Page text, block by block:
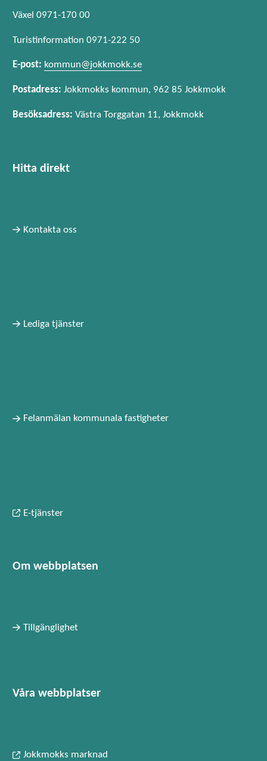
Växel 0971-170 00
Turistinformation 0971-222 50
E-post: kommun@jokkmokk.se
Postadress: Jokkmokks kommun, 962 85 Jokkmokk
Besöksadress: Västra Torggatan 11, Jokkmokk
Hitta direkt
Kontakta oss
Lediga tjänster
Felanmälan kommunala fastigheter
E-tjänster
Om webbplatsen
Tillgänglighet
Våra webbplatser
Jokkmokks marknad